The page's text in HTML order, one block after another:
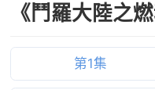
《鬥羅大陸之
第1集